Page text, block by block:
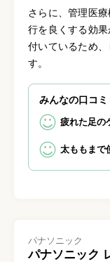
さらに、管理医
行を良くする効
付いているため
す。
みんなの口コミ
疲れた足の
太ももまで
パナソニック
パナソニック